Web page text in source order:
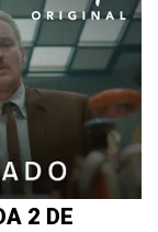
2 DE